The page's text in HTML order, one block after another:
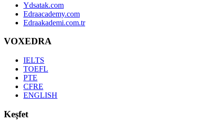
Ydsatak.com
Edraacademy.com
Edraakademi.com.tr
VOXEDRA
IELTS
TOEFL
PTE
CFRE
ENGLISH
Keşfet